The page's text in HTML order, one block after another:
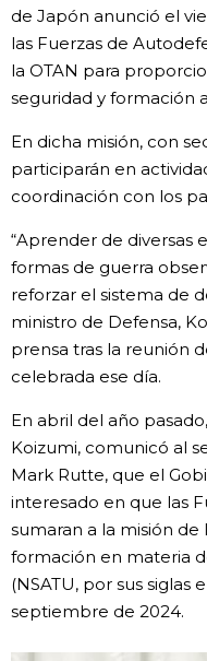
Guía de Japón
Vídeos e imágenes
En profundidad
Más
Noticias
Datos de Japón
Fragmentos de Japón
Gente
Blog
Tokio
de Japón anunció el
las Fuerzas de
la OTAN para
seguridad y formación
En dicha misión, con
participarán en
coordinación con los
“Aprender de diversas
formas de guerra
reforzar el sistema de
ministro de Defensa,
prensa tras la reunión
celebrada ese día.
En abril del año
Koizumi, comunicó al
Mark Rutte, que el
interesado en que las
sumaran a la misión de
formación en materia
(NSATU, por sus siglas
septiembre de 2024.